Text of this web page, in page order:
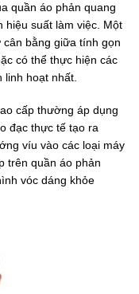
quần áo phản quang
hiệu suất làm việc. Một
bằng giữa tính gọn
có thể thực hiện các
linh hoạt nhất.
cấp thường áp dụng
đạc thực tế tạo ra
víu vào các loại máy
trên quần áo phản
vóc dáng khỏe